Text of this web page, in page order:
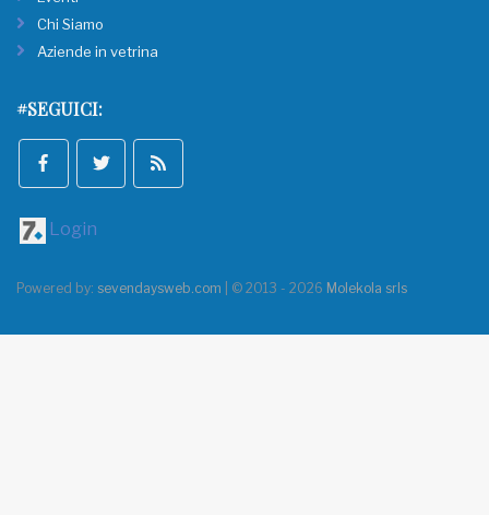
Chi Siamo
Aziende in vetrina
#SEGUICI:
Login
Powered by: sevendaysweb.com | © 2013 - 2026 Molekola srls